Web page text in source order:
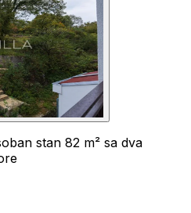
stan 82 m² sa dva